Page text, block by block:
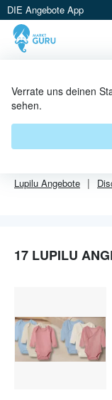
DIE Angebote App
Verrate uns deinen
sehen.
LUPILU
VonLupilugibt es
Lupilu Angebote
17 LUPILU